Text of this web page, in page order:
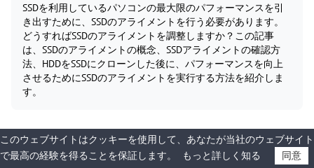
SSDを利用しているパソコンの最大限のパフォーマンスを引
き出すために、SSDのアライメントを行う必要があります。
どうすればSSDのアライメントを調整しますか？この記事
は、SSDのアライメントの概念、SSDアライメントの確認方
法、HDDをSSDにクローンした後に、パフォーマンスを向上
させるためにSSDのアライメントを実行する方法を紹介しま
す。
このウェブサイトはクッキーを使用して、あなたが当社のウェブサイト
で最高の経験を得ることを保証します。
もっと詳しく知る 同意